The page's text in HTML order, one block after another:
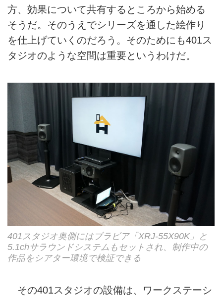
方、効果について共有するところから始める
そうだ。そのうえでシリーズを通した絵作り
を仕上げていくのだろう。そのためにも401ス
タジオのような空間は重要というわけだ。
401スタジオ奥側にはブラビア「XRJ-55X90K」と
5.1chサラウンドシステムもセットされ、制作中の
作品をシアター環境で検証できる
その401スタジオの設備は、ワークステーシ